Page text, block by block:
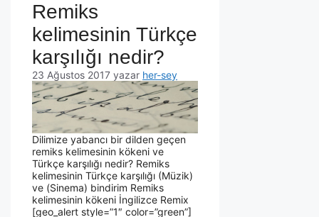
Remiks
kelimesinin Türkçe
karşılığı nedir?
23 Ağustos 2017 yazar her-sey
Dilimize yabancı bir dilden geçen
remiks kelimesinin kökeni ve
Türkçe karşılığı nedir? Remiks
kelimesinin Türkçe karşılığı (Müzik)
ve (Sinema) bindirim Remiks
kelimesinin kökeni İngilizce Remix
[geo_alert style=”1″ color=”green”]